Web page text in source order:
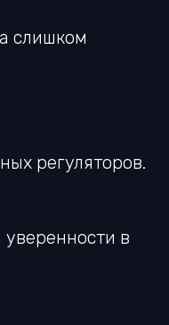
слишком
регуляторов.
в